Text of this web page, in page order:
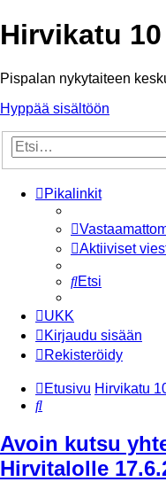
Hirvikatu
Pispalan nykytaiteen
Hyppää sisältöön
Pikalinkit
Aktiiviset
Etsi
UKK
Kirjaudu sisään
Rekisteröidy
Etusivu Hirvikatu
Etsi
Avoin kutsu
Hirvitalolle